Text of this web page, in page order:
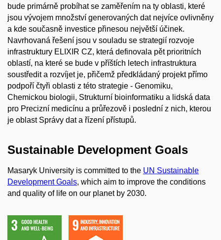
bude primárně probíhat se zaměřením na ty oblasti, které
jsou vývojem množství generovaných dat nejvíce ovlivněny
a kde současně investice přinesou největší účinek.
Navrhovaná řešení jsou v souladu se strategií rozvoje
infrastruktury ELIXIR CZ, která definovala pět prioritních
oblastí, na které se bude v příštích letech infrastruktura
soustředit a rozvíjet je, přičemž předkládaný projekt přímo
podpoří čtyři oblasti z této strategie - Genomiku,
Chemickou biologii, Strukturní bioinformatiku a lidská data
pro Precizní medicínu a průřezově i poslední z nich, kterou
je oblast Správy dat a řízení přístupů.
Sustainable Development Goals
Masaryk University is committed to the UN Sustainable
Development Goals, which aim to improve the conditions
and quality of life on our planet by 2030.